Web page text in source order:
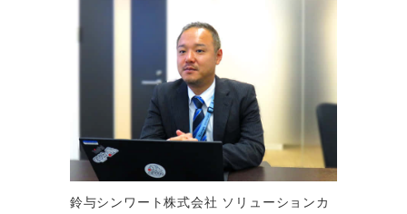
鈴与シンワート株式会社 ソリューションカ